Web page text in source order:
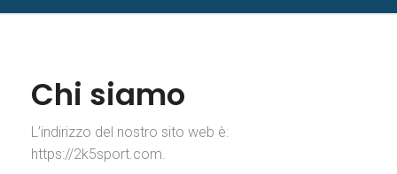
Chi siamo
L’indirizzo del nostro sito web è:
https://2k5sport.com.